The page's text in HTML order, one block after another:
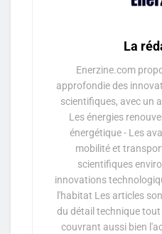
La
Enerzine.com
approfondie des
scientifiques, avec un
Les énergies
énergétique - Les
mobilité et
scientifiques
innovations
l'habitat Les articles
du détail technique
couvrant aussi bien